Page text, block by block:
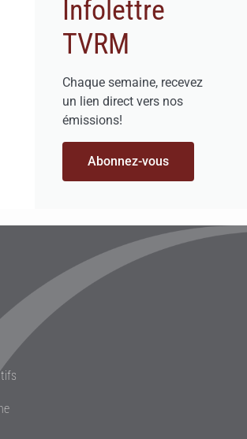
Infolettre
TVRM
Chaque semaine, recevez
un lien direct vers nos
émissions!
Abonnez-vous